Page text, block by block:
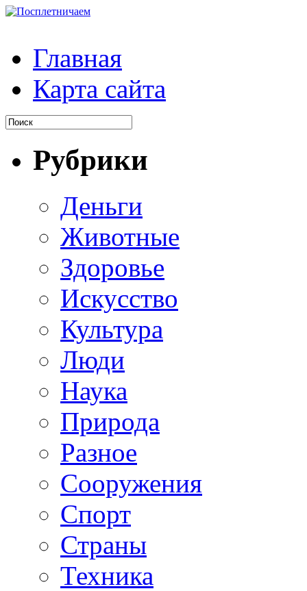
Главная
Карта сайта
Рубрики
Деньги
Животные
Здоровье
Искусство
Культура
Люди
Наука
Природа
Разное
Сооружения
Спорт
Страны
Техника